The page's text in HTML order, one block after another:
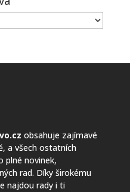
obsahuje zajímavé
a všech ostatních
plné novinek,
rad. Díky širokému
najdou rady i ti